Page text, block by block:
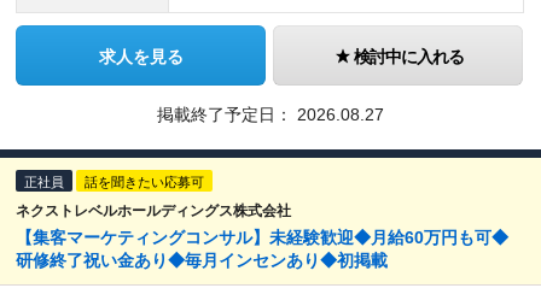
求人を見る 検討中に入れる
掲載終了予定日： 2026.08.27
正社員 話を聞きたい応募可
ネクストレベルホールディングス株式会社
【集客マーケティングコンサル】未経験歓迎◆月給60万円も可◆
研修終了祝い金あり◆毎月インセンあり◆初掲載